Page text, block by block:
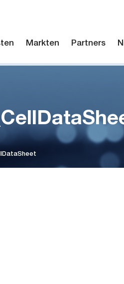
Markten Partners